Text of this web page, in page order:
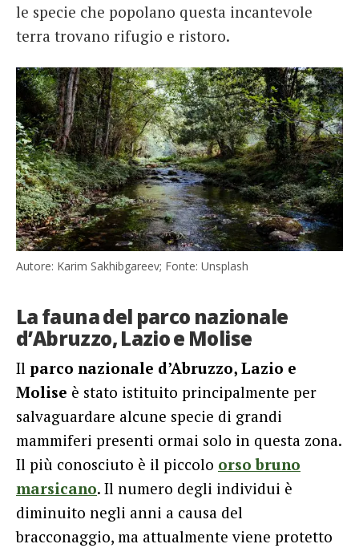
le specie che popolano questa incantevole
terra trovano rifugio e ristoro.
Autore: Karim Sakhibgareev; Fonte: Unsplash
La fauna del parco nazionale
d’Abruzzo, Lazio e Molise
Il parco nazionale d’Abruzzo, Lazio e
Molise è stato istituito principalmente per
salvaguardare alcune specie di grandi
mammiferi presenti ormai solo in questa zona.
Il più conosciuto è il piccolo orso bruno
marsicano. Il numero degli individui è
diminuito negli anni a causa del
bracconaggio, ma attualmente viene protetto